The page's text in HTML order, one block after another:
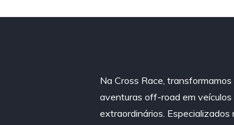
Na Cross Race,
aventuras off-road em veículos
extraordinários. Especializados